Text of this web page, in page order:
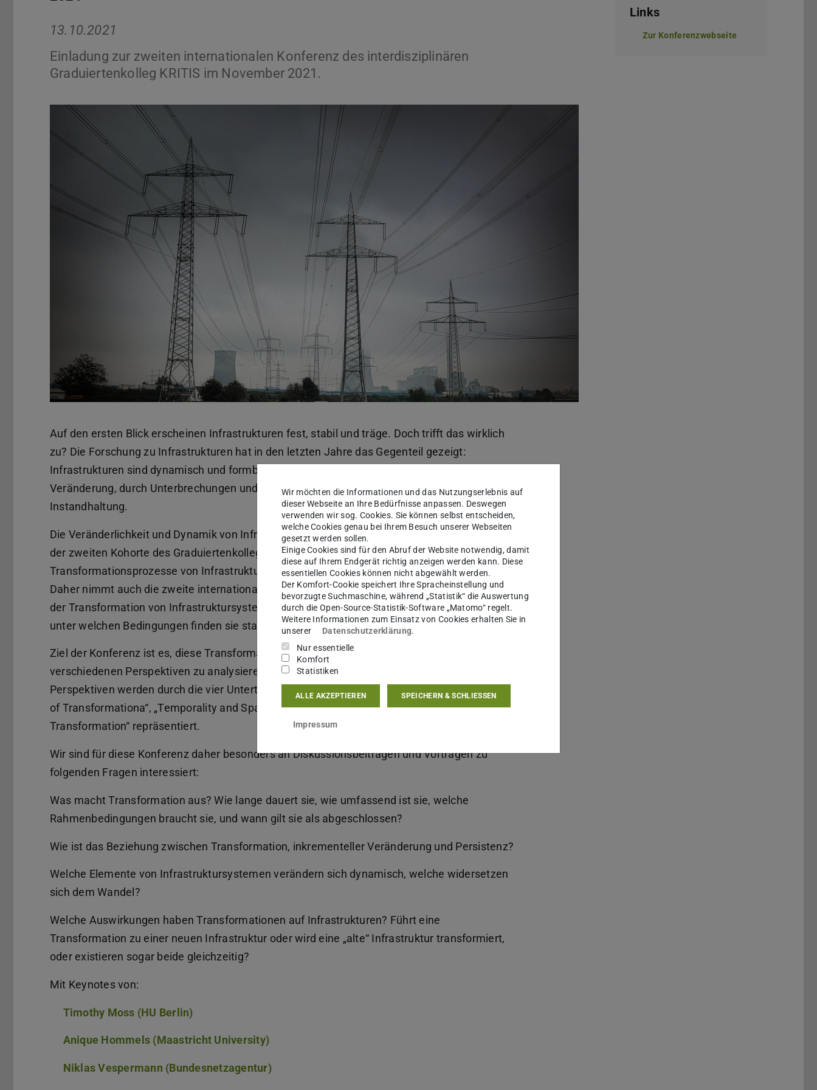
13.10.2021
Einladung zur zweiten internationalen Konferenz des interdisziplinären
Graduiertenkolleg KRITIS im November 2021.
Auf den ersten Blick erscheinen Infrastrukturen fest, stabil und träge. Doch trifft das wirklich
zu? Die Forschung zu Infrastrukturen hat in den letzten Jahre das Gegenteil gezeigt:
Infrastrukturen sind dynamisch und formbar, sie sind geprägt durch kontinuierliche
Veränderung, durch Unterbrechungen und Ausfälle; ebenso wie durch Reparatur und
Instandhaltung.
Die Veränderlichkeit und Dynamik von Infrastruktursystemen ist eines der zentralen Themen
der zweiten Kohorte des Graduiertenkollegs KRITIS. Unser Ziel ist es,
Transformationsprozesse von Infrastrukturen zu beschreiben, zu verstehen und zu erklären.
Daher nimmt auch die zweite internationale Konferenz des Graduiertenkollegs die Frage nach
der Transformation von Infrastruktursystemen in den Blick: Was löst Transformationen aus,
unter welchen Bedingungen finden sie statt und welche Folgen haben sie?
Ziel der Konferenz ist es, diese Transformationen von Infrastruktursystemen aus
verschiedenen Perspektiven zu analysieren und zu erklären. Diese unterschiedlichen
Perspektiven werden durch die vier Unterthemen „Cultures of Transformation“, „Governance
of Transformationa“, „Temporality and Spatiality of Transformation“ und „Safe
Transformation“ repräsentiert.
Wir sind für diese Konferenz daher besonders an Diskussionsbeiträgen und Vorträgen zu
folgenden Fragen interessiert:
Was macht Transformation aus? Wie lange dauert sie, wie umfassend ist sie, welche
Rahmenbedingungen braucht sie, und wann gilt sie als abgeschlossen?
Wie ist das Beziehung zwischen Transformation, inkrementeller Veränderung und Persistenz?
Welche Elemente von Infrastruktursystemen verändern sich dynamisch, welche widersetzen
sich dem Wandel?
Welche Auswirkungen haben Transformationen auf Infrastrukturen? Führt eine
Transformation zu einer neuen Infrastruktur oder wird eine „alte“ Infrastruktur transformiert,
oder existieren sogar beide gleichzeitig?
Mit Keynotes von:
Timothy Moss (HU Berlin)
Anique Hommels (Maastricht University)
Niklas Vespermann (Bundesnetzagentur)
Links
Zur Konferenzwebseite
Wir möchten die Informationen und das Nutzungserlebnis auf
dieser Webseite an Ihre Bedürfnisse anpassen. Deswegen
verwenden wir sog. Cookies. Sie können selbst entscheiden,
welche Cookies genau bei Ihrem Besuch unserer Webseiten
gesetzt werden sollen.
Einige Cookies sind für den Abruf der Website notwendig, damit
diese auf Ihrem Endgerät richtig anzeigen werden kann. Diese
essentiellen Cookies können nicht abgewählt werden.
Der Komfort-Cookie speichert Ihre Spracheinstellung und
bevorzugte Suchmaschine, während „Statistik“ die Auswertung
durch die Open-Source-Statistik-Software „Matomo“ regelt.
Weitere Informationen zum Einsatz von Cookies erhalten Sie in
unserer
Datenschutzerklärung.
Nur essentielle
Komfort
Statistiken
ALLE AKZEPTIEREN SPEICHERN & SCHLIESSEN
Impressum